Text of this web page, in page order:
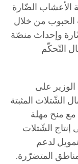
الأعشاب الضّارة
الحبوب من خلال
وإحداث منصّة
التّحكّم
على
الشّتلات المثبتة
مع منح مهلة
الشّتلات
لدعم
المتضرّرة.